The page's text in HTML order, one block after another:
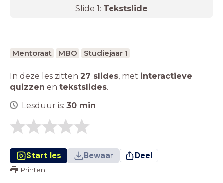
Slide 1: Tekstslide
Mentoraat MBO Studiejaar 1
In deze les zitten 27 slides, met interactieve
quizzen en tekstslides.
Lesduur is: 30 min
Start les Bewaar Deel
Printen